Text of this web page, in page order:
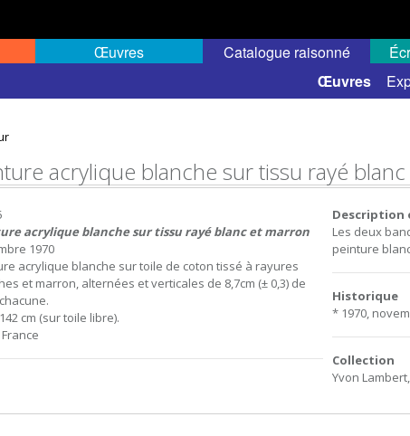
Œuvres
public
Catalogue raisonné
Œuvres
acrylique blanche sur tissu rayé
acrylique blanche sur tissu rayé blanc et marron
1970
acrylique blanche sur toile de coton tissé à rayures
et marron, alternées et verticales de 8,7cm (± 0,3) de
cm (sur toile libre).
Description
Les deux
peinture
Historique
* 1970,
Collection
Yvon